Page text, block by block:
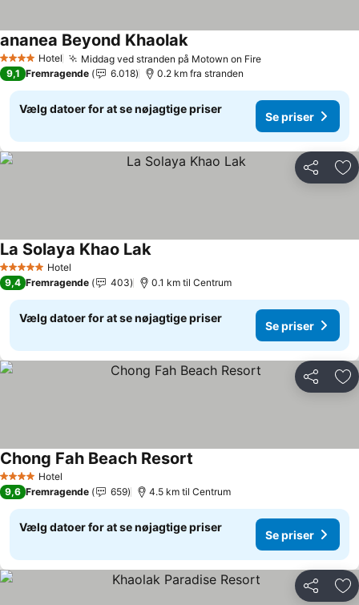
4 StjernerHotel Middag ved stranden på Motown on Fire
ananea Beyond Khaolak
9,1 Fremragende 6.018 0.2 km fra stranden
Vælg datoer for at se nøjagtige priser
Se priser
Del
5 Stjerner Hotel
La Solaya Khao Lak
9,4 Fremragende 403 0.1 km til Centrum
Vælg datoer for at se nøjagtige priser
Se priser
Del
4 StjernerHotel
Chong Fah Beach Resort
9,6 Fremragende 659 4.5 km til Centrum
Vælg datoer for at se nøjagtige priser
Se priser
Del